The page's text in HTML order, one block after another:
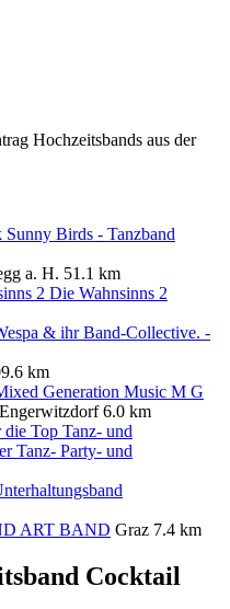
Hochzeitsbands aus der
a. H. 51.1 km
Die Wahnsinns 2
km
M G
Engerwitzdorf 6.0 km
ART BAND Graz 7.4 km
Cocktail